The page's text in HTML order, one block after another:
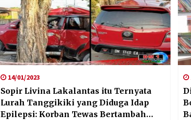
14/01/2023
Sopir Livina Lakalantas itu Ternyata
Lurah Tanggikiki yang Diduga Idap
Epilepsi: Korban Tewas Bertambah